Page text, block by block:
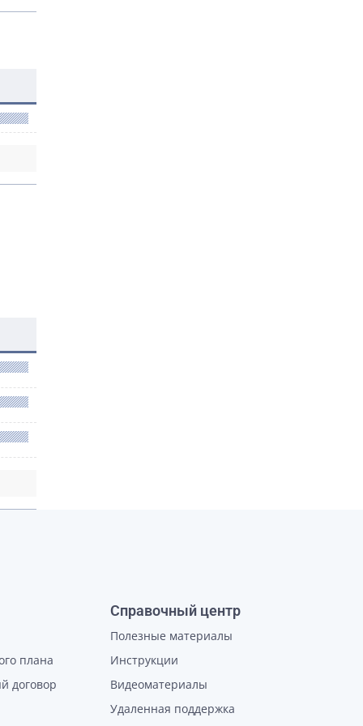
плана
договор
Справочный центр
Полезные материалы
Инструкции
Видеоматериалы
Удаленная поддержка